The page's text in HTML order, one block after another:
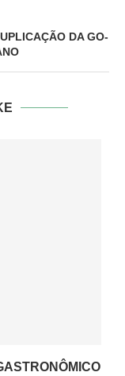
DA GO-